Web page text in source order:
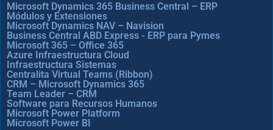
Microsoft Dynamics 365 Business Central – ERP
Módulos y Extensiones
Microsoft Dynamics NAV – Navision
Business Central ABD Express - ERP para Pymes
Microsoft 365 – Office 365
Azure Infraestructura Cloud
Infraestructura Sistemas
Centralita Virtual Teams (Ribbon)
CRM – Microsoft Dynamics 365
Team Leader – CRM
Software para Recursos Humanos
Microsoft Power Platform
Microsoft Power BI